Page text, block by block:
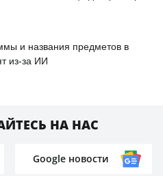
и названия предметов в
из-за ИИ
НА НАС
Google новости